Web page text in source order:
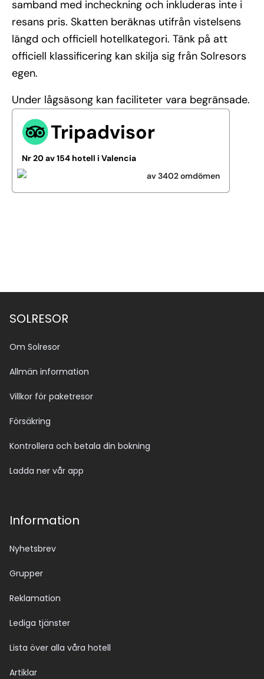
samband med incheckning och inkluderas inte i
resans pris. Skatten beräknas utifrån vistelsens
längd och officiell hotellkategori. Tänk på att
officiell klassificering kan skilja sig från Solresors
egen.
Under lågsäsong kan faciliteter vara begränsade.
Tripadvisor
Nr 20 av 154 hotell i Valencia
av 3402 omdömen
SOLRESOR
Om Solresor
Allmän information
Villkor för paketresor
Försäkring
Kontrollera och betala din bokning
Ladda ner vår app
Information
Nyhetsbrev
Grupper
Reklamation
Lediga tjänster
Lista över alla våra hotell
Artiklar